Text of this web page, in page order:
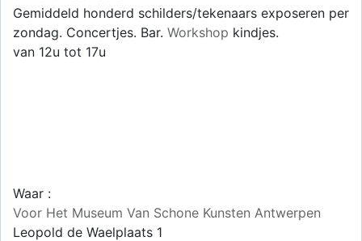
Gemiddeld honderd schilders/tekenaars exposeren per
zondag. Concertjes. Bar. Workshop kindjes.
van 12u tot 17u
Waar :
Voor Het Museum Van Schone Kunsten Antwerpen
Leopold de Waelplaats 1